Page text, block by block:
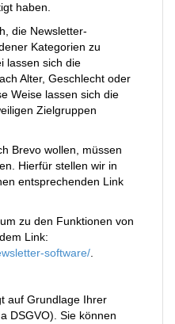
haben.
die Newsletter-
Kategorien zu
lassen sich die
Alter, Geschlecht oder
Weise lassen sich die
Zielgruppen
Brevo wollen, müssen
Hierfür stellen wir in
entsprechenden Link
zu den Funktionen von
Link:
software/.
auf Grundlage Ihrer
DSGVO). Sie können